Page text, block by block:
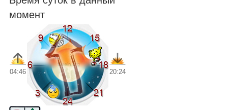
момент
04:46 20:24